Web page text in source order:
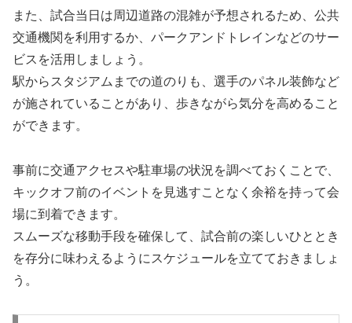
また、試合当日は周辺道路の混雑が予想されるため、公共
交通機関を利用するか、パークアンドトレインなどのサー
ビスを活用しましょう。
駅からスタジアムまでの道のりも、選手のパネル装飾など
が施されていることがあり、歩きながら気分を高めること
ができます。
事前に交通アクセスや駐車場の状況を調べておくことで、
キックオフ前のイベントを見逃すことなく余裕を持って会
場に到着できます。
スムーズな移動手段を確保して、試合前の楽しいひととき
を存分に味わえるようにスケジュールを立てておきましょ
う。